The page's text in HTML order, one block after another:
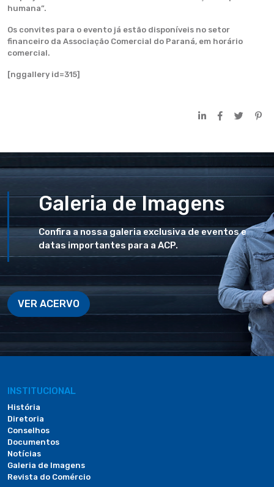
humana”.
Os convites para o evento já estão disponíveis no setor
financeiro da Associação Comercial do Paraná, em horário
comercial.
[nggallery id=315]
Galeria de Imagens
Confira a nossa galeria exclusiva de eventos e
datas importantes para a ACP.
VER ACERVO
INSTITUCIONAL
História
Diretoria
Conselhos
Documentos
Notícias
Galeria de Imagens
Revista do Comércio